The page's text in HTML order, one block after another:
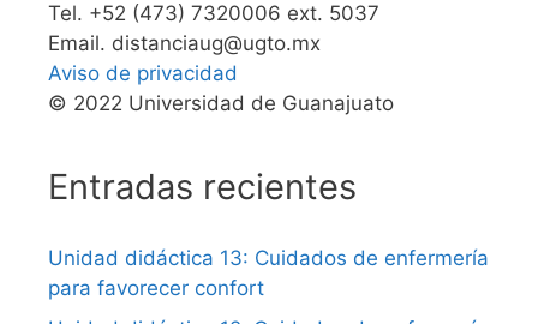
Tel. +52 (473) 7320006 ext. 5037
Email. distanciaug@ugto.mx
Aviso de privacidad
© 2022 Universidad de Guanajuato
Entradas recientes
Unidad didáctica 13: Cuidados de enfermería
para favorecer confort